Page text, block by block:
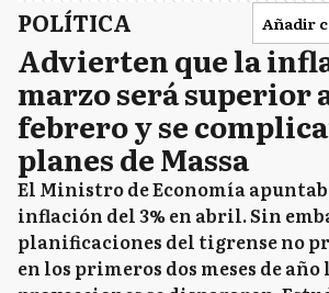
POLÍTICA Añadir
Advierten que la
marzo será superior
febrero y se
planes de Massa
El Ministro de Economía
inflación del 3% en abril. Sin
planificaciones del tigrense no
en los primeros dos meses de año